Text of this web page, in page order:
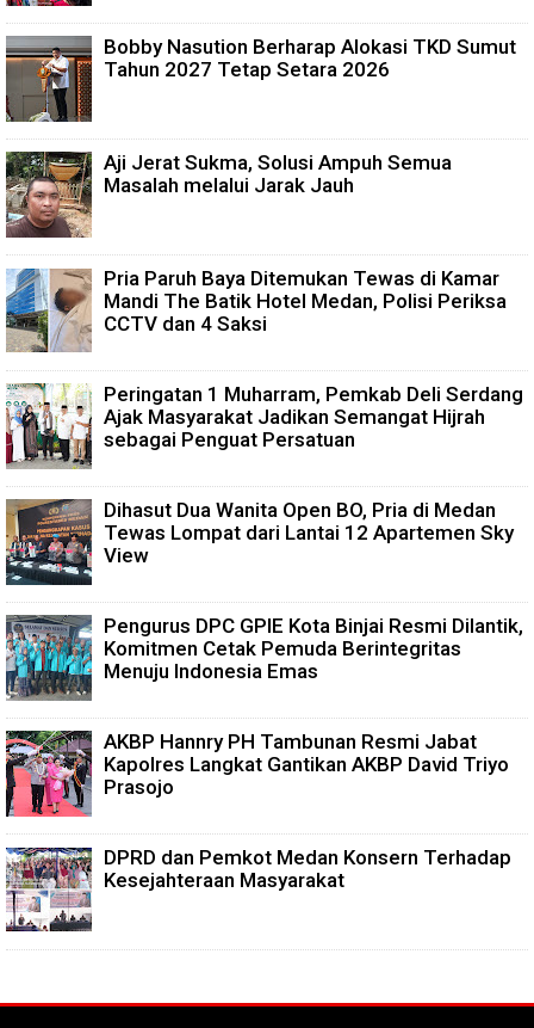
Bobby Nasution Berharap Alokasi TKD Sumut
Tahun 2027 Tetap Setara 2026
Aji Jerat Sukma, Solusi Ampuh Semua
Masalah melalui Jarak Jauh
Pria Paruh Baya Ditemukan Tewas di Kamar
Mandi The Batik Hotel Medan, Polisi Periksa
CCTV dan 4 Saksi
Peringatan 1 Muharram, Pemkab Deli Serdang
Ajak Masyarakat Jadikan Semangat Hijrah
sebagai Penguat Persatuan
Dihasut Dua Wanita Open BO, Pria di Medan
Tewas Lompat dari Lantai 12 Apartemen Sky
View
Pengurus DPC GPIE Kota Binjai Resmi Dilantik,
Komitmen Cetak Pemuda Berintegritas
Menuju Indonesia Emas
AKBP Hannry PH Tambunan Resmi Jabat
Kapolres Langkat Gantikan AKBP David Triyo
Prasojo
DPRD dan Pemkot Medan Konsern Terhadap
Kesejahteraan Masyarakat